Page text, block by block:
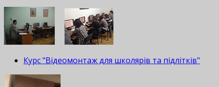
Курс "Відеомонтаж для школярів та підлітків"